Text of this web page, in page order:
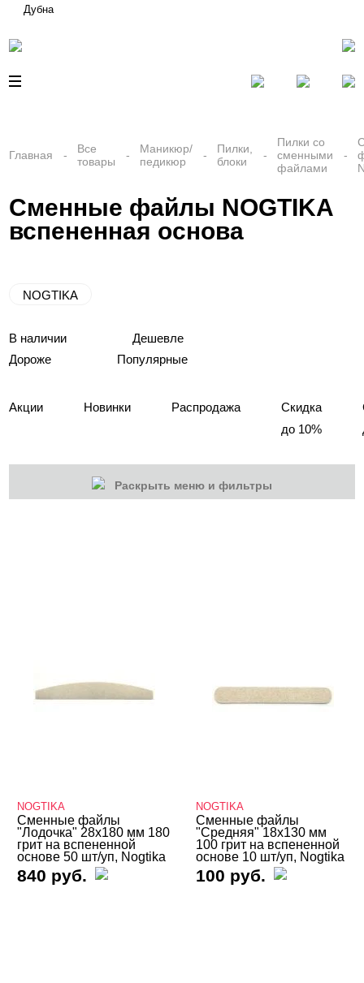
Дубна
Главная
Все
товары
Маникюр/
педикюр
Пилки,
блоки
Пилки со
сменными
файлами
Сменные файлы NOGTIKA
вспененная основа
NOGTIKA
В наличии
Дешевле
Дороже
Популярные
Акции Новинки Распродажа
Скидка
до 10%
Раскрыть меню и фильтры
Инструменты
Для натуральных ногтей
Одноразовые наборы
Пилки для педикюра
NOGTIKA
Сменные файлы
"Лодочка" 28х180 мм 180
грит на вспененной
основе 50 шт/уп, Nogtika
840 руб.
NOGTIKA
Сменные файлы
"Средняя" 18х130 мм
100 грит на вспененной
основе 10 шт/уп, Nogtika
100 руб.